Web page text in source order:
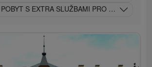
S EXTRA SLUŽBAMI PRO NÁROČNÉ